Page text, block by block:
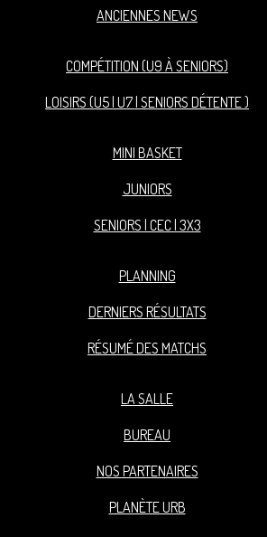
ANCIENNES NEWS
COMPÉTITION (U9 À SENIORS)
LOISIRS (U5 | U7 | SENIORS DÉTENTE )
MINI BASKET
JUNIORS
SENIORS | CEC | 3X3
PLANNING
DERNIERS RÉSULTATS
RÉSUMÉ DES MATCHS
LA SALLE
BUREAU
NOS PARTENAIRES
PLANÈTE URB